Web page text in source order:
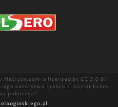
is licensed by CC 3.0 BY
autorstwa François-Xavier Fabre
publiczna]